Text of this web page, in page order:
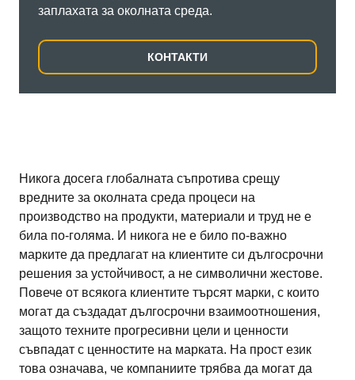
заплахата за околната среда.
КОНТАКТИ
Никога досега глобалната съпротива срещу
вредните за околната среда процеси на
производство на продукти, материали и труд не е
била по-голяма. И никога не е било по-важно
марките да предлагат на клиентите си дългосрочни
решения за устойчивост, а не символични жестове.
Повече от всякога клиентите търсят марки, с които
могат да създадат дългосрочни взаимоотношения,
защото техните прогресивни цели и ценности
съвпадат с ценностите на марката. На прост език
това означава, че компаниите трябва да могат да